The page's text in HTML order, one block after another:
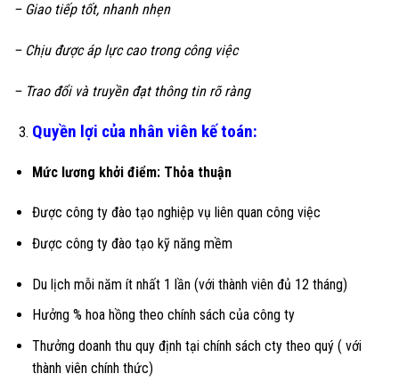
– Giao tiếp tốt, nhanh nhẹn
– Chịu được áp lực cao trong công việc
– Trao đổi và truyền đạt thông tin rõ ràng
Quyền lợi của nhân viên kế toán:
Mức lương khởi điểm: Thỏa thuận
Được công ty đào tạo nghiệp vụ liên quan công việc
Được công ty đào tạo kỹ năng mềm
Du lịch mỗi năm ít nhất 1 lần (với thành viên đủ 12 tháng)
Hưởng % hoa hồng theo chính sách của công ty
Thưởng doanh thu quy định tại chính sách cty theo quý ( với
thành viên chính thức)